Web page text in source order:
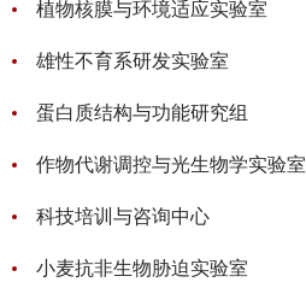
植物核膜与环境适应实验室
雄性不育系研发实验室
蛋白质结构与功能研究组
作物代谢调控与光生物学实验室
科技培训与咨询中心
小麦抗非生物胁迫实验室